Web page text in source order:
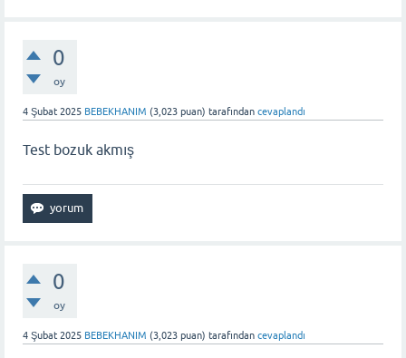
0
oy
4 Şubat 2025 BEBEKHANIM (3,023 puan) tarafından cevaplandı
Test bozuk akmış
0
oy
4 Şubat 2025 BEBEKHANIM (3,023 puan) tarafından cevaplandı